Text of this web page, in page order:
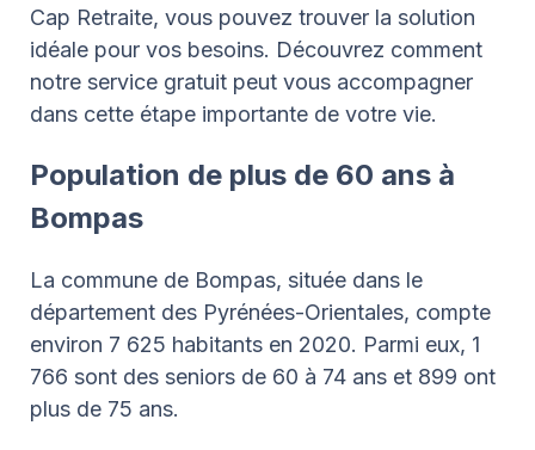
Cap Retraite, vous pouvez trouver la solution
idéale pour vos besoins. Découvrez comment
notre service gratuit peut vous accompagner
dans cette étape importante de votre vie.
Population de plus de 60 ans à
Bompas
La commune de Bompas, située dans le
département des Pyrénées-Orientales, compte
environ 7 625 habitants en 2020. Parmi eux, 1
766 sont des seniors de 60 à 74 ans et 899 ont
plus de 75 ans.